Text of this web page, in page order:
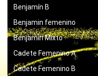
Benjamín B
Benjamin femenino
Benjamín Mixto
Cadete Femenino A
Cadete Femenino B